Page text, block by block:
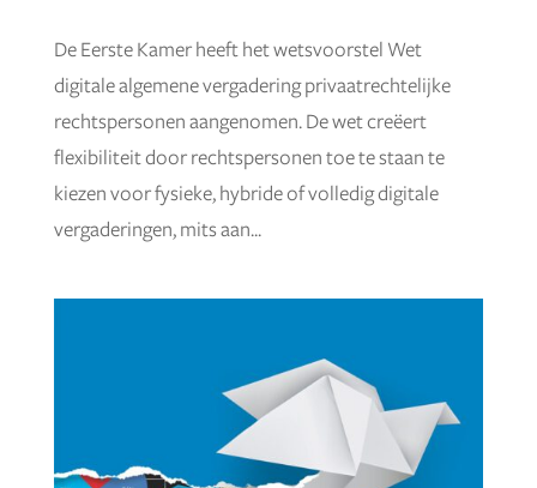
De Eerste Kamer heeft het wetsvoorstel Wet
digitale algemene vergadering privaatrechtelijke
rechtspersonen aangenomen. De wet creëert
flexibiliteit door rechtspersonen toe te staan te
kiezen voor fysieke, hybride of volledig digitale
vergaderingen, mits aan...